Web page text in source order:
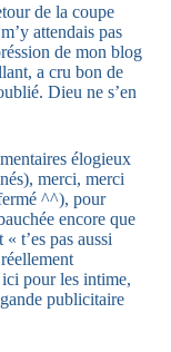
de la coupe
attendais pas
de mon blog
a cru bon de
Dieu ne s’en
élogieux
merci, merci
^^), pour
encore que
t’es pas aussi
pour les intime,
publicitaire